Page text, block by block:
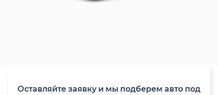
Оставляйте заявку и мы подберем авто под